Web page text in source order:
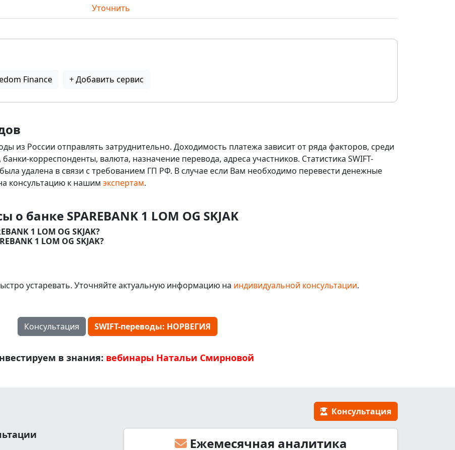
Уточнить
Finance + Добавить сервис
из России отправлять затруднительно. Доходимость платежа зависит от ряда факторов, среди
корреспонденты, валюта, назначение перевода, адреса участников. Статистика SWIFT-
удалена в связи с требованием ГП РФ. В случае если Вам необходимо перевести денежные
консультацию к нашим экспертам.
банке SPAREBANK 1 LOM OG SKJAK
1 LOM OG SKJAK?
1 LOM OG SKJAK?
устаревать. Уточняйте актуальную информацию на индивидуальной консультации.
Консультация SWIFT-переводы: НОРВЕГИЯ
в знания: вебинары Натальи Смирновой
Консультация
Ежемесячная аналитика